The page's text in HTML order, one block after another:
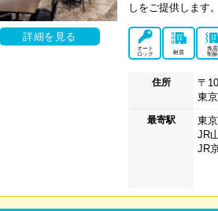
詳細を見る
しをご提供します。
オート
ロック
耐震
免震
制振
住所
〒
東
最寄駅
東
JR
JR